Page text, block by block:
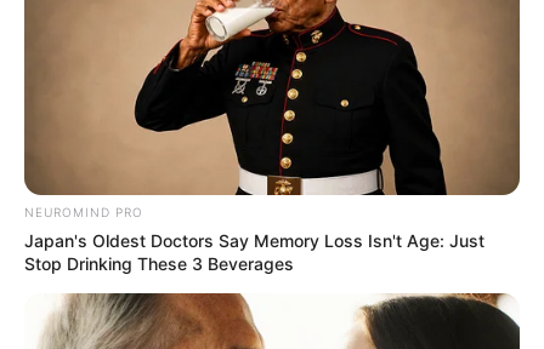
NEUROMIND PRO
Japan's Oldest Doctors Say Memory Loss Isn't Age: Just
Stop Drinking These 3 Beverages